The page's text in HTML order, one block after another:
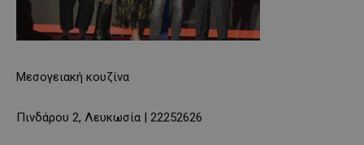
Μεσογειακή κουζίνα
Πινδάρου 2, Λευκωσία | 22252626